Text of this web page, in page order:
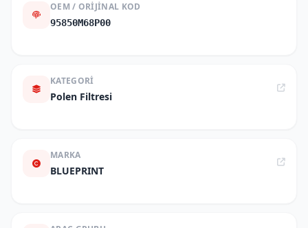
OEM / ORIJINAL KOD
95850M68P00
KATEGORI
Polen Filtresi
MARKA
BLUEPRINT